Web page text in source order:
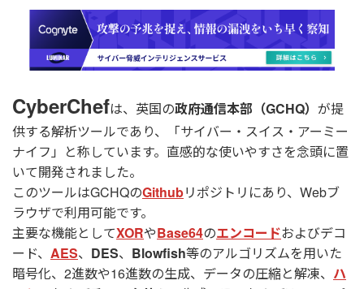
CyberChefは、英国の政府通信本部（GCHQ） が提
供する解析ツールであり、「サイバー・スイス・アーミー
ナイフ」と称しています。直感的な使いやすさを念頭に置
いて開発されました。
このツールはGCHQのGithubリポジトリにあり、Webブ
ラウザで利用可能です。
主要な機能としてXORやBase64のエンコードおよびデコ
ード、 AES、 DES、 Blowfish等のアルゴリズムを用いた
暗号化、2進数や16進数の生成、データの圧縮と解凍、 ハ